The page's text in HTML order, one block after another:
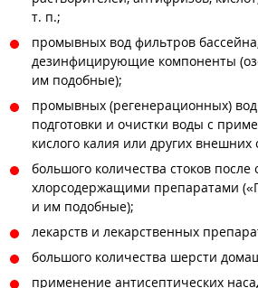
т. п.;
промывных вод фильтров
дезинфицирующие компоненты
им подобные);
промывных (регенерационных) вод
подготовки и очистки воды с
кислого калия или других внешних
большого количества стоков после
хлорсодержащими препаратами
и им подобные);
лекарств и лекарственных
большого количества шерсти
применение антисептических